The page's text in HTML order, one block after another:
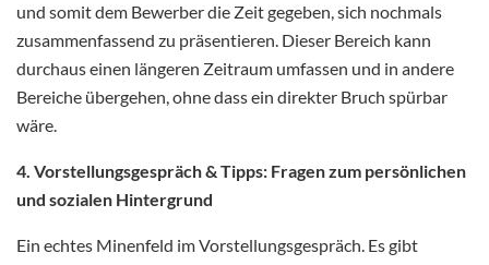
und somit dem Bewerber die Zeit gegeben, sich nochmals
zusammenfassend zu präsentieren. Dieser Bereich kann
durchaus einen längeren Zeitraum umfassen und in andere
Bereiche übergehen, ohne dass ein direkter Bruch spürbar
wäre.
4. Vorstellungsgespräch & Tipps: Fragen zum persönlichen
und sozialen Hintergrund
Ein echtes Minenfeld im Vorstellungsgespräch. Es gibt